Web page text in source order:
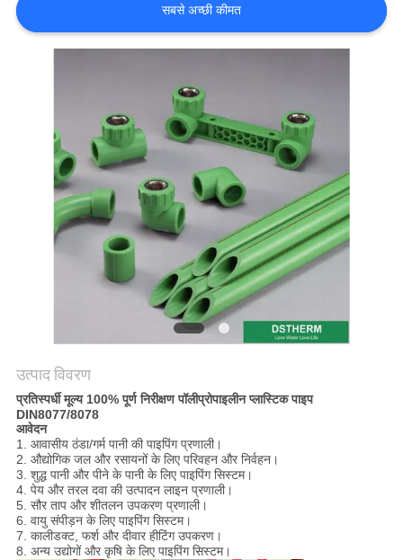
समाचार
साइटमैप
गोपनीयता
सबसे अच्छी कीमत
उत्पाद विवरण
प्रतिस्पर्धी मूल्य 100% पूर्ण निरीक्षण पॉलीप्रोपाइलीन प्लास्टिक पाइप
DIN8077/8078
आवेदन
1. आवासीय ठंडा/गर्म पानी की पाइपिंग प्रणाली।
2. औद्योगिक जल और रसायनों के लिए परिवहन और निर्वहन।
3. शुद्ध पानी और पीने के पानी के लिए पाइपिंग सिस्टम।
4. पेय और तरल दवा की उत्पादन लाइन प्रणाली।
5. सौर ताप और शीतलन उपकरण प्रणाली।
6. वायु संपीड़न के लिए पाइपिंग सिस्टम।
7. कालीडक्ट, फर्श और दीवार हीटिंग उपकरण।
8. अन्य उद्योगों और कृषि के लिए पाइपिंग सिस्टम।